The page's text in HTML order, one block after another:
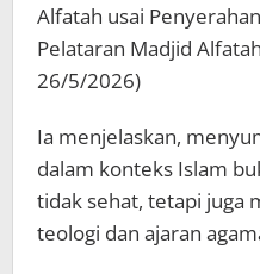
Alfatah usai
Pelataran Madjid
26/5/2026)
Ia menjelaskan,
dalam konteks Islam
tidak sehat, tetapi juga
teologi dan ajaran